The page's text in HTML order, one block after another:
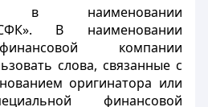
в наименовании
В наименовании
компании
слова, связанные с
оригинатора или
финансовой